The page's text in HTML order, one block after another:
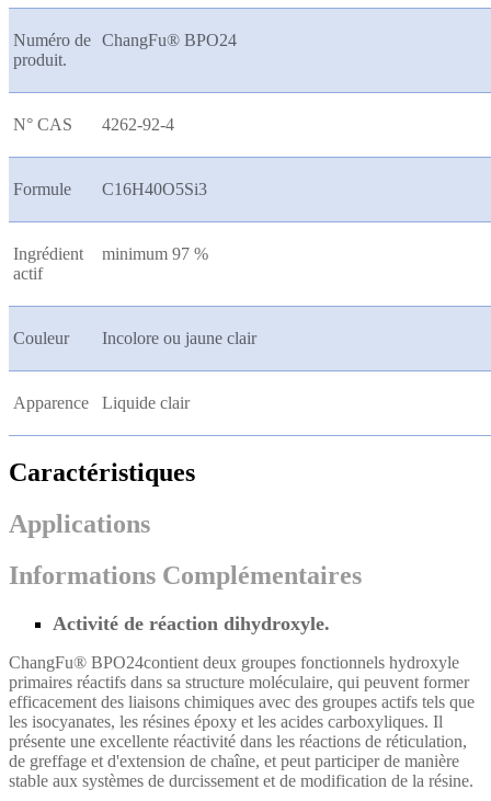
Numéro de
produit.
ChangFu® BPO24
N° CAS 4262-92-4
Formule C16H40O5Si3
Ingrédient
actif
minimum 97 %
Couleur Incolore ou jaune clair
Apparence Liquide clair
Caractéristiques
Applications
Informations Complémentaires
Activité de réaction dihydroxyle.
ChangFu® BPO24contient deux groupes fonctionnels hydroxyle
primaires réactifs dans sa structure moléculaire, qui peuvent former
efficacement des liaisons chimiques avec des groupes actifs tels que
les isocyanates, les résines époxy et les acides carboxyliques. Il
présente une excellente réactivité dans les réactions de réticulation,
de greffage et d'extension de chaîne, et peut participer de manière
stable aux systèmes de durcissement et de modification de la résine.